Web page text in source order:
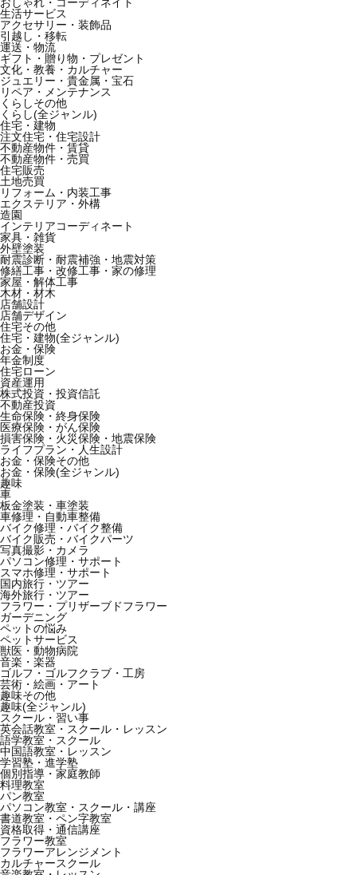
生活サービス
アクセサリー・装飾品
引越し・移転
運送・物流
ギフト・贈り物・プレゼント
文化・教養・カルチャー
ジュエリー・貴金属・宝石
リペア・メンテナンス
くらしその他
くらし(全ジャンル)
住宅・建物
注文住宅・住宅設計
不動産物件・賃貸
不動産物件・売買
住宅販売
土地売買
リフォーム・内装工事
エクステリア・外構
造園
インテリアコーディネート
家具・雑貨
外壁塗装
耐震診断・耐震補強・地震対策
修繕工事・改修工事・家の修理
家屋・解体工事
木材・材木
店舗設計
店舗デザイン
住宅その他
住宅・建物(全ジャンル)
お金・保険
年金制度
住宅ローン
資産運用
株式投資・投資信託
不動産投資
生命保険・終身保険
医療保険・がん保険
損害保険・火災保険・地震保険
ライフプラン・人生設計
お金・保険その他
お金・保険(全ジャンル)
趣味
車
板金塗装・車塗装
車修理・自動車整備
バイク修理・バイク整備
バイク販売・バイクパーツ
写真撮影・カメラ
パソコン修理・サポート
スマホ修理・サポート
国内旅行・ツアー
海外旅行・ツアー
フラワー・プリザーブドフラワー
ガーデニング
ペットの悩み
ペットサービス
獣医・動物病院
音楽・楽器
ゴルフ・ゴルフクラブ・工房
芸術・絵画・アート
趣味その他
趣味(全ジャンル)
スクール・習い事
英会話教室・スクール・レッスン
語学教室・スクール
中国語教室・レッスン
学習塾・進学塾
個別指導・家庭教師
料理教室
パン教室
パソコン教室・スクール・講座
書道教室・ペン字教室
資格取得・通信講座
フラワー教室
フラワーアレンジメント
カルチャースクール